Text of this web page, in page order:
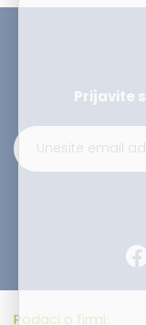
Prijavite
Podaci o firmi: